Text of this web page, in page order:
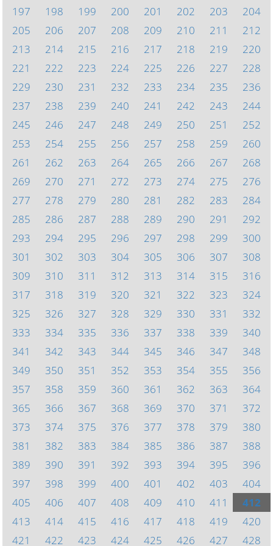
197
198 199 200 201 202 203
204
205
206 207 208 209 210 211
212
213
214 215 216 217 218 219
220
221
222 223 224 225 226 227
228
229
230 231 232 233 234 235
236
237
238 239 240 241 242 243
244
245
246 247 248 249 250 251
252
253
254 255 256 257 258 259
260
261
262 263 264 265 266 267
268
269
270 271 272 273 274 275
276
277
278 279 280 281 282 283
284
285
286 287 288 289 290 291
292
293
294 295 296 297 298 299
300
301
302 303 304 305 306 307
308
309
310 311 312 313 314 315
316
317
318 319 320 321 322 323
324
325
326 327 328 329 330 331
332
333
334 335 336 337 338 339
340
341
342 343 344 345 346 347
348
349
350 351 352 353 354 355
356
357
358 359 360 361 362 363
364
365
366 367 368 369 370 371
372
373
374 375 376 377 378 379
380
381
382 383 384 385 386 387
388
389
390 391 392 393 394 395
396
397
398 399 400 401 402 403
404
405
406 407 408 409 410 411
412
413
414 415 416 417 418 419
420
421
422 423 424 425 426 427 428